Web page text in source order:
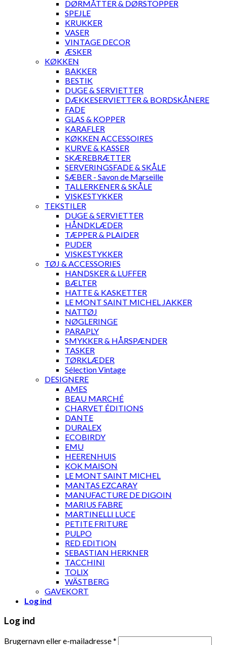
DØRMÅTTER & DØRSTOPPER
SPEJLE
KRUKKER
VASER
VINTAGE DECOR
ÆSKER
KØKKEN
BAKKER
BESTIK
DUGE & SERVIETTER
DÆKKESERVIETTER & BORDSKÅNERE
FADE
GLAS & KOPPER
KARAFLER
KØKKEN ACCESSOIRES
KURVE & KASSER
SKÆREBRÆTTER
SERVERINGSFADE & SKÅLE
SÆBER - Savon de Marseille
TALLERKENER & SKÅLE
VISKESTYKKER
TEKSTILER
DUGE & SERVIETTER
HÅNDKLÆDER
TÆPPER & PLAIDER
PUDER
VISKESTYKKER
TØJ & ACCESSORIES
HANDSKER & LUFFER
BÆLTER
HATTE & KASKETTER
LE MONT SAINT MICHEL JAKKER
NATTØJ
NØGLERINGE
PARAPLY
SMYKKER & HÅRSPÆNDER
TASKER
TØRKLÆDER
Sélection Vintage
DESIGNERE
AMES
BEAU MARCHÉ
CHARVET ÉDITIONS
DANTE
DURALEX
ECOBIRDY
EMU
HEERENHUIS
KOK MAISON
LE MONT SAINT MICHEL
MANTAS EZCARAY
MANUFACTURE DE DIGOIN
MARIUS FABRE
MARTINELLI LUCE
PETITE FRITURE
PULPO
RED EDITION
SEBASTIAN HERKNER
TACCHINI
TOLIX
WÄSTBERG
GAVEKORT
Log ind
Log ind
Brugernavn eller e-mailadresse*